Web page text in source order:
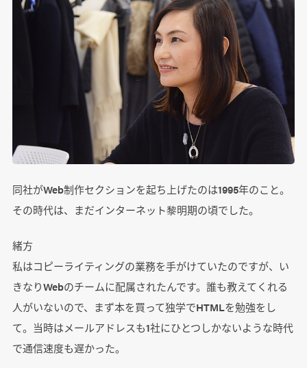
同社がWeb制作セクションを起ち上げたのは1995年のこと。
その時代は、まだインターネット黎明期の頃でした。
緒方
私はコピーライティングの業務を手がけていたのですが、い
きなりWebのチームに配属されたんです。誰も教えてくれる
人がいないので、まず本を買って独学でHTMLを勉強をし
て。当時はメールアドレスも1社にひとつしかないような時代
で通信速度も遅かった。